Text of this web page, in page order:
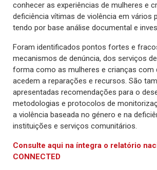
conhecer as experiências de mulheres e
deficiência vítimas de violência em vários
tendo por base análise documental e
Foram identificados pontos fortes e
mecanismos de denúncia, dos serviços
forma como as mulheres e crianças com
acedem a reparações e recursos. São
apresentadas recomendações para o
metodologias e protocolos de
a violência baseada no género e na
instituições e serviços comunitários.
Consulte aqui na íntegra o relatório
CONNECTED